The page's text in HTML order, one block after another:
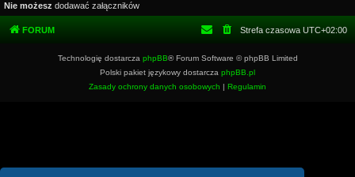
Nie możesz dodawać załączników
FORUM Strefa czasowa UTC+02:00
Technologię dostarcza phpBB® Forum Software © phpBB Limited
Polski pakiet językowy dostarcza phpBB.pl
Zasady ochrony danych osobowych | Regulamin